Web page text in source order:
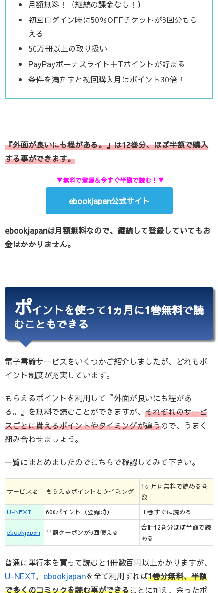
月額無料！（継続の課金なし！）
初回ログイン時に50％OFFチケットが6回分もら
える
50万冊以上の取り扱い
PayPayボーナスライト＋Tポイントが貯まる
条件を満たすと初回購入月はポイント30倍！
『外面が良いにも程がある。』は12巻分、ほぼ半額で購入
する事ができます。
▼無料で登録＆今すぐ半額で読む！▼
ebookjapan公式サイト
ebookjapanは月額無料なので、継続して登録していてもお
金はかかりません。
ポイントを使って1ヵ月に1巻無料で読
むこともできる
電子書籍サービスをいくつかご紹介しましたが、どれもポ
イント制度が充実しています。
もらえるポイントを利用して『外面が良いにも程があ
る。』を無料で読むことができますが、 それぞれのサービ
スごとに貰えるポイントやタイミングが違うので、うまく
組み合わせましょう。
一覧にまとめましたのでこちらで確認してみて下さい。
サービス名 もらえるポイントとタイミング
1ヶ月に無料で読める巻
数
U-NEXT
600ポイント（登録時） １巻すぐに読める
ebookjapan 半額クーポンが6回使える
合計12巻分ほぼ半額で読
める
普通に単行本を買って読むと1冊数百円以上かかりますが、
U-NEXT、 ebookjapanを全て利用すれば1巻分無料、半額
で多くのコミックを読む事ができることに加え、余ったポ